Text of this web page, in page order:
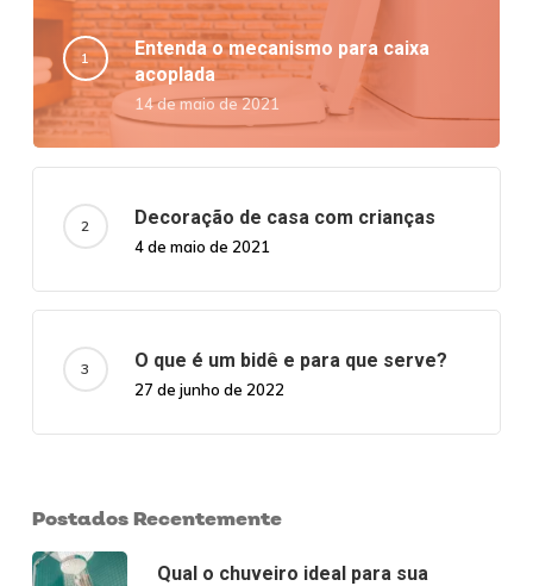
Entenda o mecanismo para caixa
acoplada
14 de maio de 2021
Decoração de casa com crianças
4 de maio de 2021
O que é um bidê e para que serve?
27 de junho de 2022
Postados Recentemente
Qual o chuveiro ideal para sua